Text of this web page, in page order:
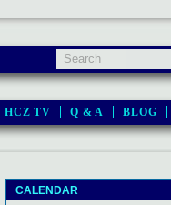
HCZ TV Q & A BLOG
CALENDAR